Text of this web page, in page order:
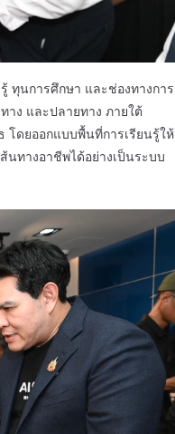
ทุนการศึกษา และช่องทางการ
าง และปลายทาง ภายใต้
โดยออกแบบพื้นที่การเรียนรู้ให้
นทางอาชีพได้อย่างเป็นระบบ